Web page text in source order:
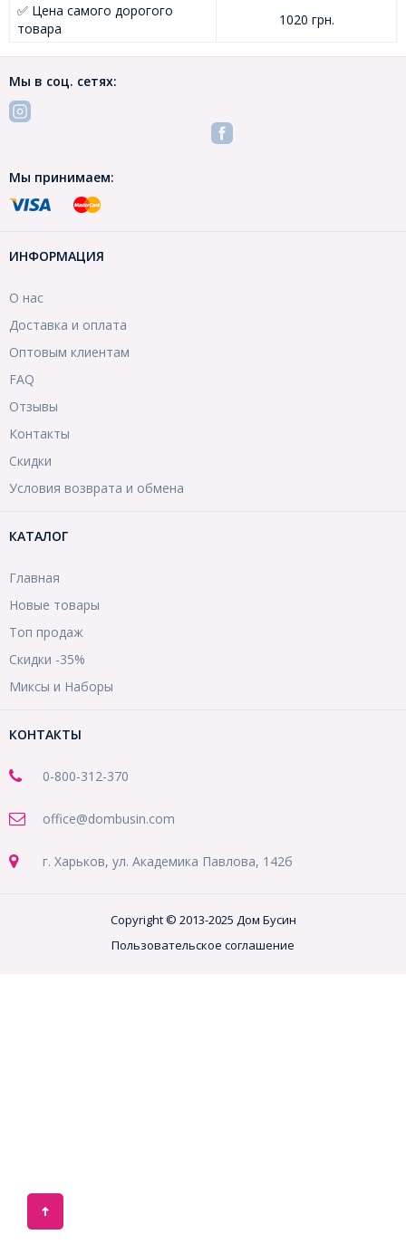
✅ Цена самого дорогого
товара
1020 грн.
Мы в соц. сетях:
Мы принимаем:
ИНФОРМАЦИЯ
О нас
Доставка и оплата
Оптовым клиентам
FAQ
Отзывы
Контакты
Скидки
Условия возврата и обмена
КАТАЛОГ
Главная
Новые товары
Топ продаж
Скидки -35%
Миксы и Наборы
КОНТАКТЫ
0-800-312-370
office@dombusin.com
г. Харьков, ул. Академика Павлова, 142б
Copyright © 2013-2025 Дом Бусин
Пользовательское соглашение